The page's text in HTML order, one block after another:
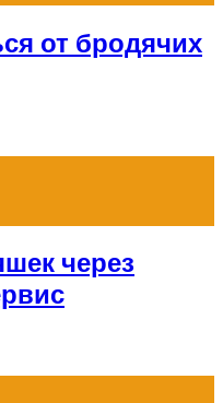
от бродячих
через